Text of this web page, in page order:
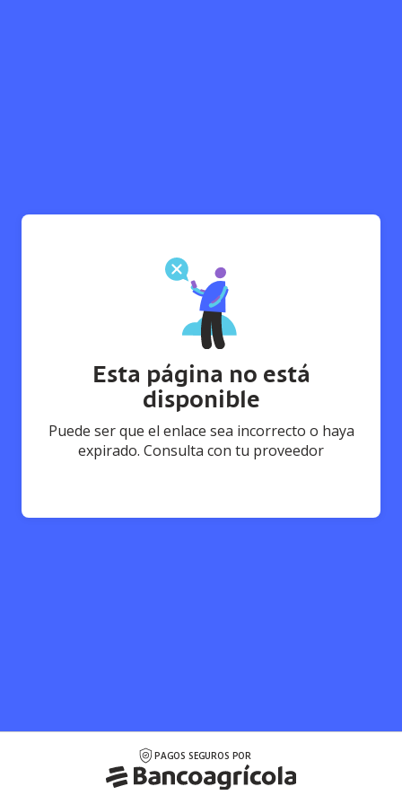
Esta página no está
disponible
Puede ser que el enlace sea incorrecto o haya
expirado. Consulta con tu proveedor
PAGOS SEGUROS POR